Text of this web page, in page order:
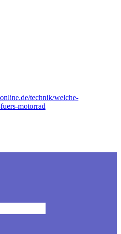
technik/welche-
motorrad